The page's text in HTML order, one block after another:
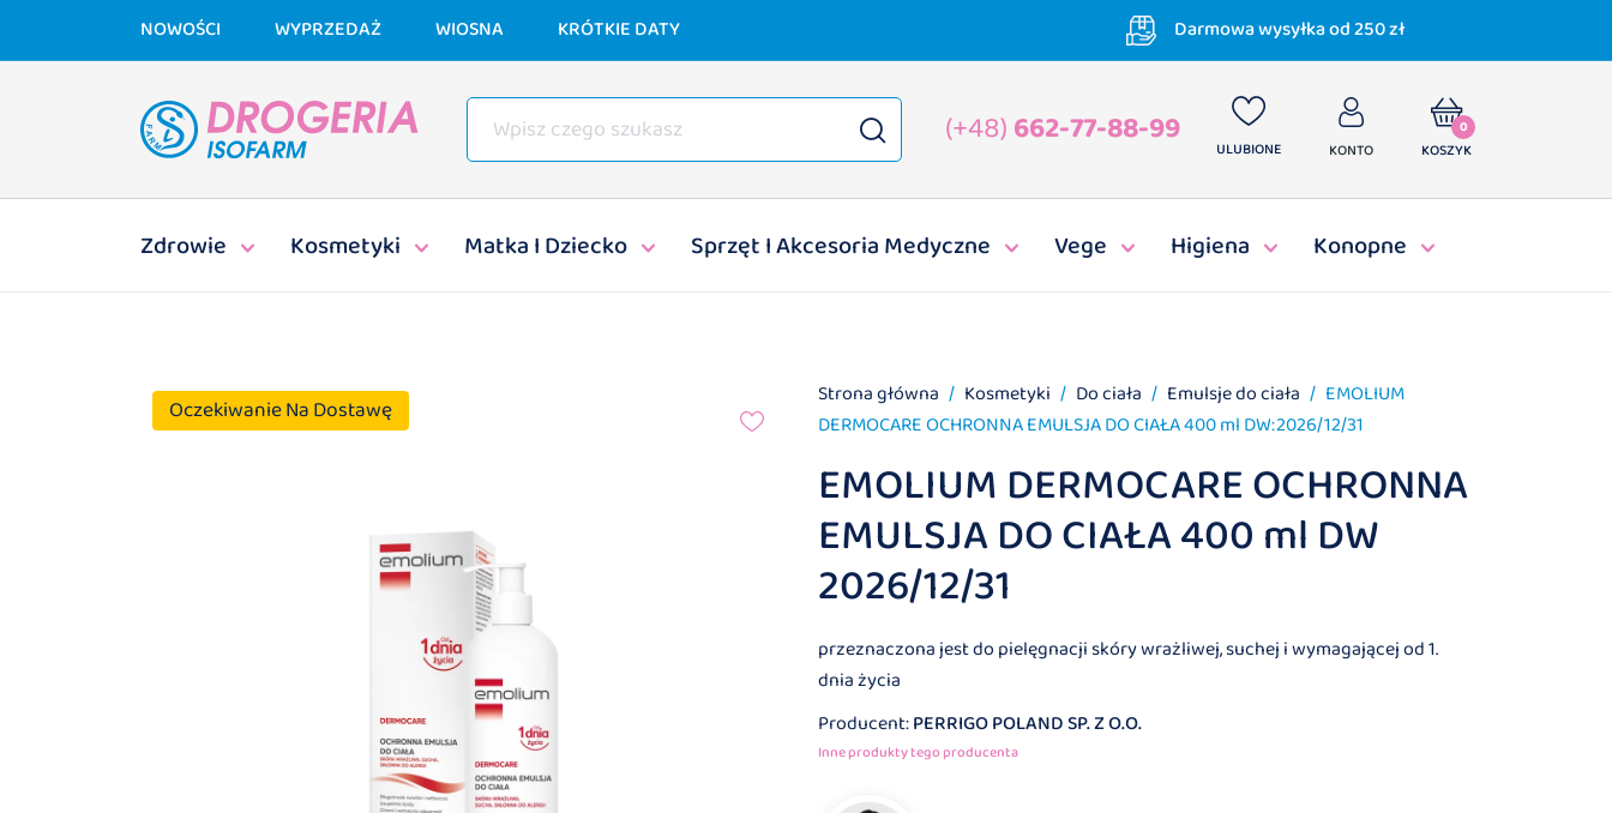
NOWOŚCI WYPRZEDAŻ WIOSNA KRÓTKIE DATY Darmowa wysyłka od 250 zł
(+48)662-77-88-99 ULUBIONE KONTO
0
KOSZYK
Zdrowie Kosmetyki Matka I Dziecko Sprzęt I Akcesoria Medyczne Vege Higiena Konopne
Oczekiwanie Na Dostawę Strona główna Kosmetyki Do ciała Emulsje do ciała
EMOLIUM
DERMOCARE OCHRONNA EMULSJA DO CIAŁA 400 ml DW:2026/12/31
EMOLIUM DERMOCARE OCHRONNA
EMULSJA DO CIAŁA 400 ml DW
2026/12/31
przeznaczona jest do pielęgnacji skóry wrażliwej, suchej i wymagającej od 1.
dnia życia
Producent:PERRIGO POLAND SP. Z O.O.
Inne produkty tego producenta